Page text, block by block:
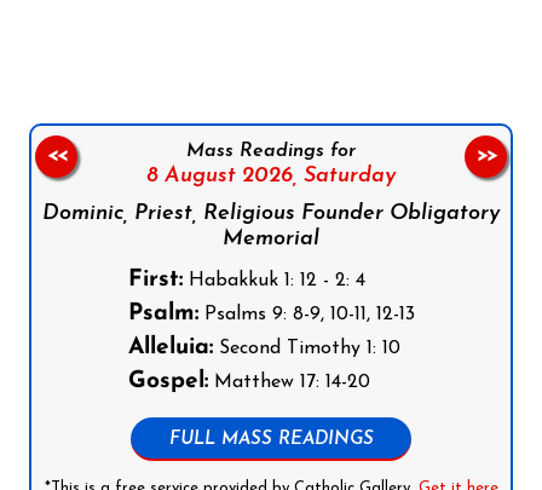
Mass Readings for
8 August 2026, Saturday
Dominic, Priest, Religious Founder Obligatory
Memorial
First:Habakkuk 1: 12 - 2: 4
Psalm:Psalms 9: 8-9, 10-11, 12-13
Alleluia:Second Timothy 1: 10
Gospel:Matthew 17: 14-20
FULL MASS READINGS
<< >>